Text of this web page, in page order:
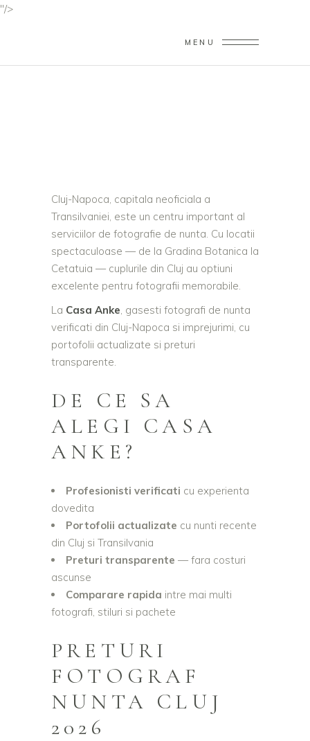
"/>
MENU
Cluj-Napoca, capitala neoficiala a
Transilvaniei, este un centru important al
serviciilor de fotografie de nunta. Cu locatii
spectaculoase — de la Gradina Botanica la
Cetatuia — cuplurile din Cluj au optiuni
excelente pentru fotografii memorabile.
La Casa Anke, gasesti fotografi de nunta
verificati din Cluj-Napoca si imprejurimi, cu
portofolii actualizate si preturi
transparente.
DE CE SA
ALEGI CASA
ANKE?
Profesionisti verificati cu experienta
dovedita
Portofolii actualizate cu nunti recente
din Cluj si Transilvania
Preturi transparente — fara costuri
ascunse
Comparare rapida intre mai multi
fotografi, stiluri si pachete
PRETURI
FOTOGRAF
NUNTA CLUJ
2026